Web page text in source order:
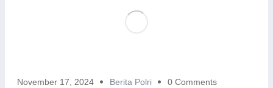
November 17, 2024 Berita Polri 0 Comments